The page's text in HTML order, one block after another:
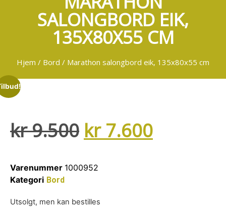
SALONGBORD EIK,
135X80X55 CM
Hjem / Bord / Marathon salongbord eik, 135x80x55 cm
kr9.500 kr7.600
Varenummer 1000952
Kategori Bord
Utsolgt, men kan bestilles